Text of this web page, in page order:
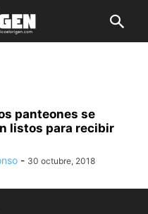
panteones se
listos para recibir
- 30 octubre, 2018